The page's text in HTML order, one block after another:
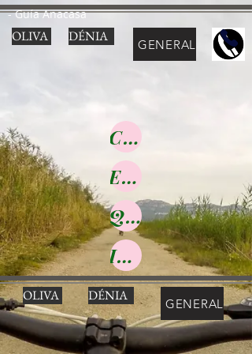
- Guía Anacasa
OLIVA DÉNIA GENERAL
CONSUMO RESPONSABLE
EL ULTIMO DIA
QUE HACER SI SE VA LA LUZ
IMPORTANTE
OLIVA DÉNIA GENERAL